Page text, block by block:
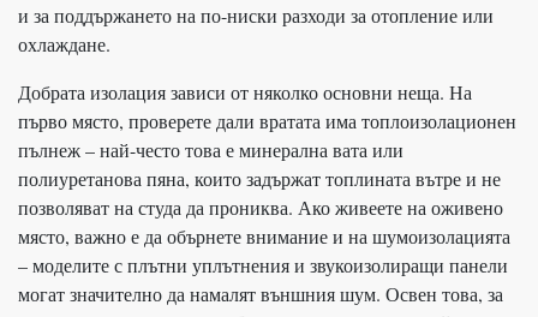
и за поддържането на по-ниски разходи за отопление или
охлаждане.
Добрата изолация зависи от няколко основни неща. На
първо място, проверете дали вратата има топлоизолационен
пълнеж – най-често това е минерална вата или
полиуретанова пяна, които задържат топлината вътре и не
позволяват на студа да прониква. Ако живеете на оживено
място, важно е да обърнете внимание и на шумоизолацията
– моделите с плътни уплътнения и звукоизолиращи панели
могат значително да намалят външния шум. Освен това, за